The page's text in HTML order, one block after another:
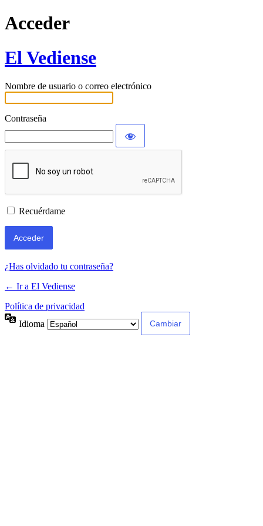
Acceder
El Vediense
Nombre de usuario o correo electrónico
Contraseña
Recuérdame
¿Has olvidado tu contraseña?
← Ir a El Vediense
Política de privacidad
Idioma